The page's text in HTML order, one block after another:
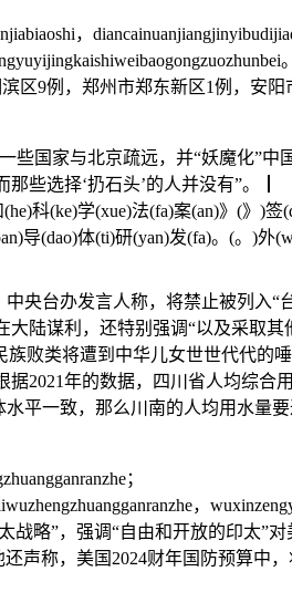
，
。
9例，郑州市郑东新区1例，安
家与北京疏远，并“妖魔化”中
些选择‘扔石头’的人并没有”
科(ke)学(xue)法(fa)案(an)》(》)
导(dao)体(ti)研(yan)发(fa)。(。)
台办发言人称，将禁止被列入“
陆谋利，还特别强调“以及采取
败类将遭到中华儿女世世代代的
年的数据，四川省人均综合
平一致，那么川南的人均用水量
；
，
略”，强调“自由和开放的印太”
称，美国2024财年国防预算中